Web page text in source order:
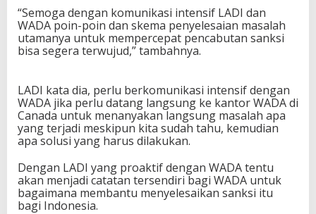
“Semoga dengan komunikasi intensif LADI dan
WADA poin-poin dan skema penyelesaian masalah
utamanya untuk mempercepat pencabutan sanksi
bisa segera terwujud,” tambahnya.
LADI kata dia, perlu berkomunikasi intensif dengan
WADA jika perlu datang langsung ke kantor WADA di
Canada untuk menanyakan langsung masalah apa
yang terjadi meskipun kita sudah tahu, kemudian
apa solusi yang harus dilakukan.
Dengan LADI yang proaktif dengan WADA tentu
akan menjadi catatan tersendiri bagi WADA untuk
bagaimana membantu menyelesaikan sanksi itu
bagi Indonesia.